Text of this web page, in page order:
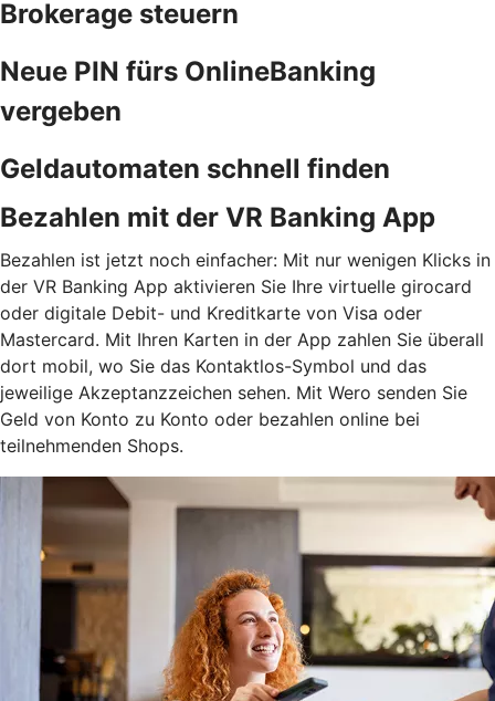
Brokerage steuern
Neue PIN fürs OnlineBanking
vergeben
Geldautomaten schnell finden
Bezahlen mit der VR Banking App
Bezahlen ist jetzt noch einfacher: Mit nur wenigen Klicks in
der VR Banking App aktivieren Sie Ihre virtuelle girocard
oder digitale Debit- und Kreditkarte von Visa oder
Mastercard. Mit Ihren Karten in der App zahlen Sie überall
dort mobil, wo Sie das Kontaktlos-Symbol und das
jeweilige Akzeptanzzeichen sehen. Mit Wero senden Sie
Geld von Konto zu Konto oder bezahlen online bei
teilnehmenden Shops.